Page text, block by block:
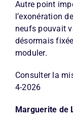
Autre point
l’exonération
neufs pouvait
désormais
moduler.
Consulter la
4-2026
Marguerite de